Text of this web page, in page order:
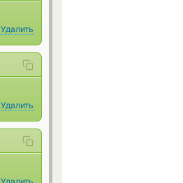
Удалить
Удалить